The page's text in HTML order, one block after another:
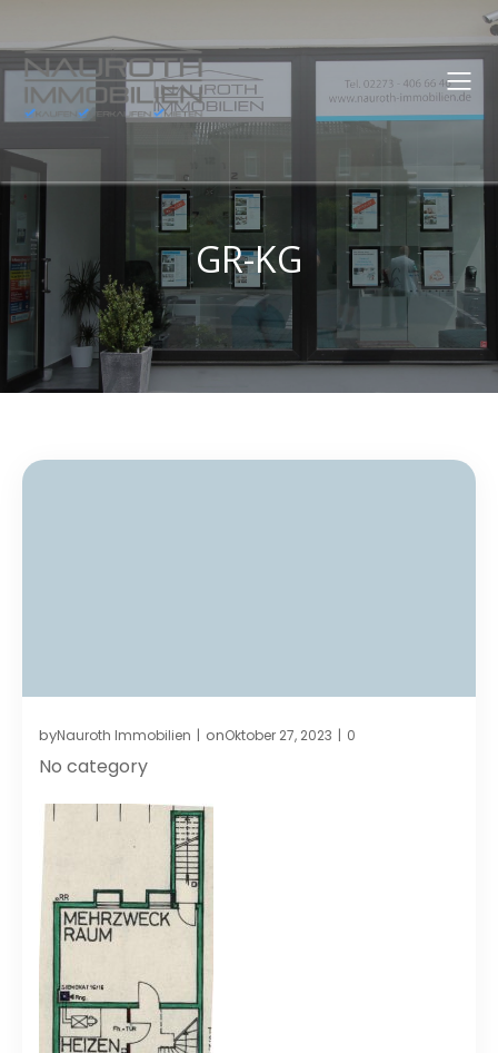
GR-KG
byNauroth Immobilien | onOktober 27, 2023 | 0
No category